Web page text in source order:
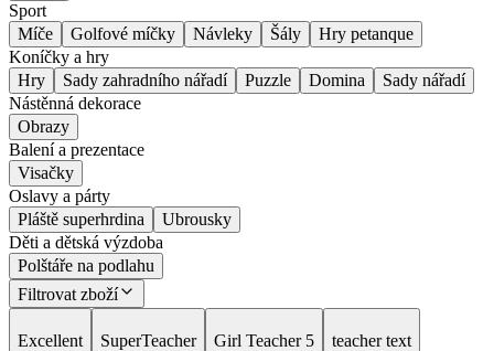
Sport
Míče
Golfové míčky Návleky Šály
Hry petanque
Koníčky a hry
Hry
Sady zahradního nářadí Puzzle Domina
Sady nářadí
Nástěnná dekorace
Obrazy
Balení a prezentace
Visačky
Oslavy a párty
Pláště superhrdina
Ubrousky
Děti a dětská výzdoba
Polštáře na podlahu
Filtrovat zboží
Excellent SuperTeacher Girl Teacher 5 teacher text